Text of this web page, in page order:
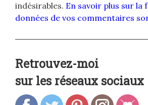
indésirables. En savoir plus sur la
données de vos commentaires
Retrouvez-moi
sur les réseaux sociaux